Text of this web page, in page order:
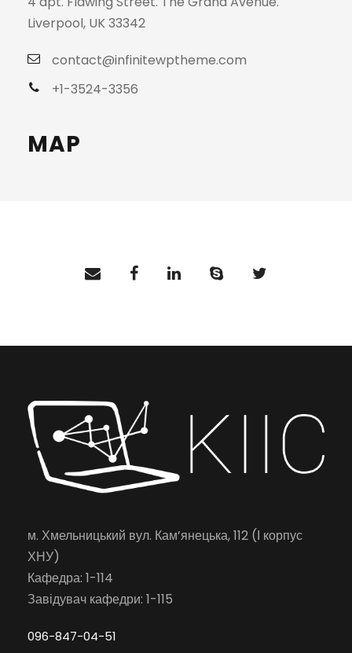
Liverpool, UK 33342
contact@infinitewptheme.com
+1-3524-3356
MAP
м. Хмельницький вул. Кам’янецька, 112 (І корпус
ХНУ)
Кафедра: 1-114
Завідувач кафедри: 1-115
096-847-04-51